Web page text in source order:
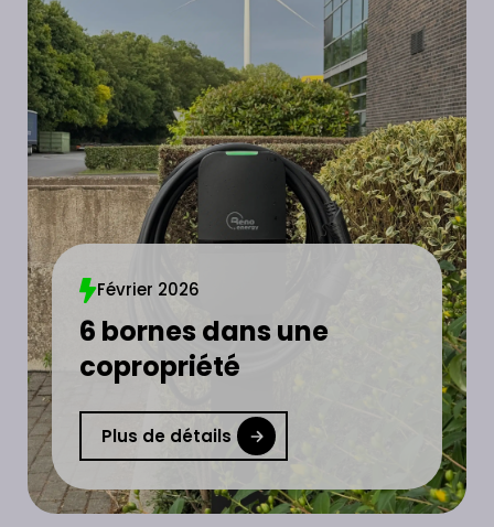
Février 2026
6 bornes dans une
copropriété
Plus de détails